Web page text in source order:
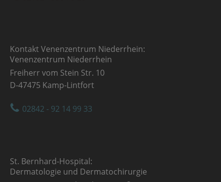
Kontakt Venenzentrum Niederrhein:
Venenzentrum Niederrhein
Freiherr vom Stein Str. 10
D-47475 Kamp-Lintfort
02842 - 92 14 99 33
St. Bernhard-Hospital:
Dermatologie und Dermatochirurgie